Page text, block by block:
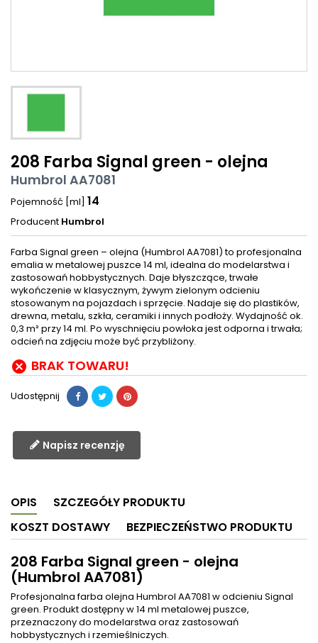
208 Farba Signal green - olejna
Humbrol AA7081
Pojemność [ml] 14
Producent Humbrol
Farba Signal green – olejna (Humbrol AA7081) to profesjonalna
emalia w metalowej puszce 14 ml, idealna do modelarstwa i
zastosowań hobbystycznych. Daje błyszczące, trwałe
wykończenie w klasycznym, żywym zielonym odcieniu
stosowanym na pojazdach i sprzęcie. Nadaje się do plastików,
drewna, metalu, szkła, ceramiki i innych podłoży. Wydajność ok.
0,3 m² przy 14 ml. Po wyschnięciu powłoka jest odporna i trwała;
odcień na zdjęciu może być przybliżony.
 BRAK TOWARU!
Udostępnij
Napisz recenzję
OPIS
SZCZEGÓŁY PRODUKTU
KOSZT DOSTAWY
BEZPIECZEŃSTWO PRODUKTU
208 Farba Signal green - olejna
(Humbrol AA7081)
Profesjonalna farba olejna Humbrol AA7081 w odcieniu Signal
green. Produkt dostępny w 14 ml metalowej puszce,
przeznaczony do modelarstwa oraz zastosowań
hobbystycznych i rzemieślniczych.